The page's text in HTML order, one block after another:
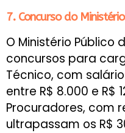
7. Concurso do
O Ministério Público
concursos para
Técnico, com
entre R$ 8.000 e R$
Procuradores, com
ultrapassam os R$